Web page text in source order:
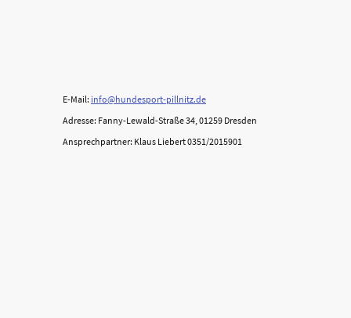
E-Mail: info@hundesport-pillnitz.de
Adresse: Fanny-Lewald-Straße 34, 01259 Dresden
Ansprechpartner: Klaus Liebert 0351/2015901